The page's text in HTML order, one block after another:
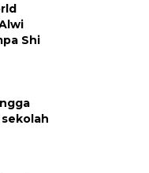
Shi